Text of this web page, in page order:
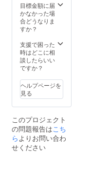
目標金額に届
かなかった場
合どうなりま
すか？
支援で困った
時はどこに相
談したらいい
ですか？
ヘルプページを
見る
このプロジェクト
の問題報告はこち
ら よりお問い合わ
せください